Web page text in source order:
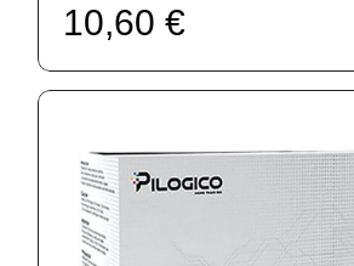
10,60 €